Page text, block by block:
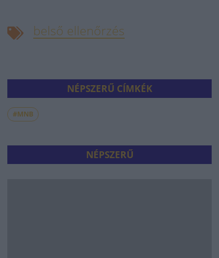
belső ellenőrzés
NÉPSZERŰ CÍMKÉK
#MNB
NÉPSZERŰ